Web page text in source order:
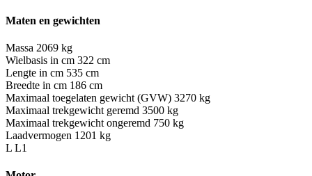
Maten en gewichten
Massa 2069 kg
Wielbasis in cm 322 cm
Lengte in cm 535 cm
Breedte in cm 186 cm
Maximaal toegelaten gewicht (GVW) 3270 kg
Maximaal trekgewicht geremd 3500 kg
Maximaal trekgewicht ongeremd 750 kg
Laadvermogen 1201 kg
L L1